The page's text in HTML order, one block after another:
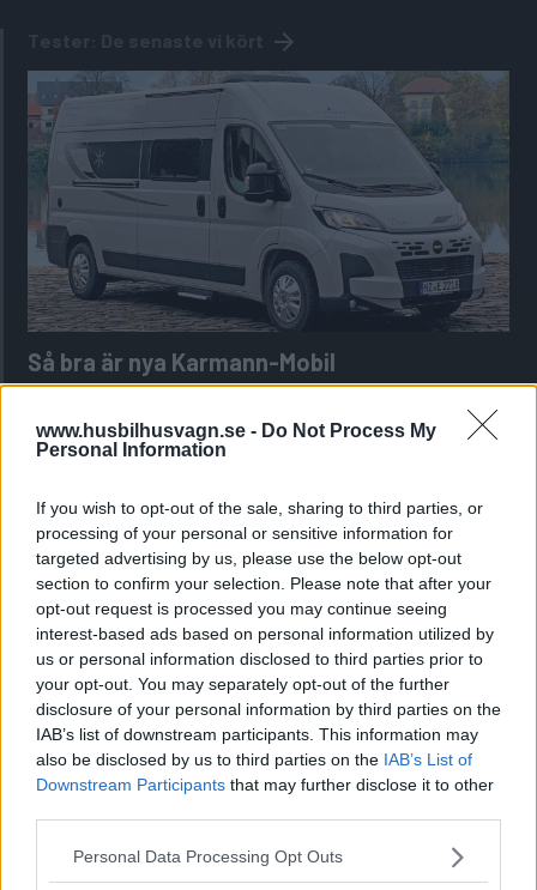
www.husbilhusvagn.se - Do Not Process My
Personal Information
If you wish to opt-out of the sale, sharing to third parties, or
processing of your personal or sensitive information for
targeted advertising by us, please use the below opt-out
section to confirm your selection. Please note that after your
opt-out request is processed you may continue seeing
interest-based ads based on personal information utilized by
us or personal information disclosed to third parties prior to
your opt-out. You may separately opt-out of the further
disclosure of your personal information by third parties on the
IAB’s list of downstream participants. This information may
also be disclosed by us to third parties on the IAB’s List of
Downstream Participants that may further disclose it to other
Please note that this website/app uses one or more Google
Personal Data Processing Opt Outs
Så bra är nya Karmann-Mobil
utvändigt.
Tabbert Cazadora: Snygg vagn för
designmedvetna
Är Cazadora fortfarande en riktig Tabbert?